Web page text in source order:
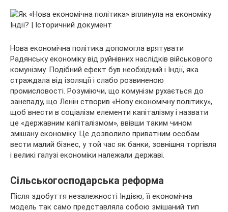
Нова економічна політика допомогла врятувати
Радянську економіку від руйнівних наслідків військового
комунізму. Подібний ефект був необхідний і Індії, яка
страждала від ізоляції і слабо розвиненою
промисловості. Розуміючи, що комунізм рухається до
занепаду, що Ленін створив «Нову економічну політику»,
щоб внести в соціалізм елементи капіталізму і назвати
це «державним капіталізмом», ввівши таким чином
змішану економіку. Це дозволило приватним особам
вести малий бізнес, у той час як банки, зовнішня торгівля
і великі галузі економіки належали державі.
Сільськогосподарська реформа
Після здобуття незалежності Індією, її економічна
модель так само представляла собою змішаний тип